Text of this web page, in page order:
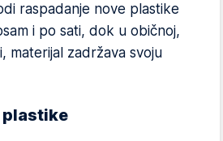
raspadanje nove plastike
i po sati, dok u običnoj,
materijal zadržava svoju
plastike